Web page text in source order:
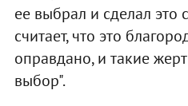
ее выбрал и сделал это
считает, что это
оправдано, и такие
выбор".